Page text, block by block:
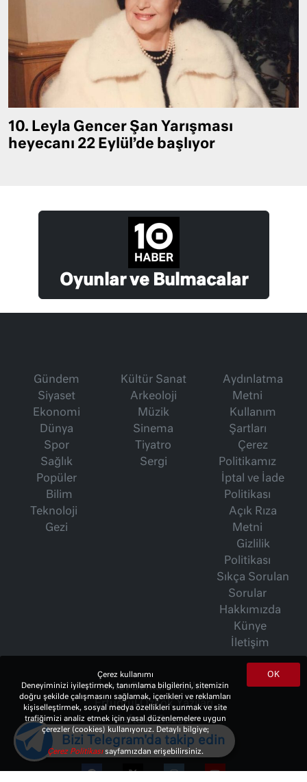
10. Leyla Gencer Şan Yarışması
heyecanı 22 Eylül’de başlıyor
Oyunlar ve Bulmacalar
Gündem
Siyaset
Ekonomi
Dünya
Spor
Sağlık
Popüler
Bilim
Teknoloji
Gezi
Kültür Sanat
Arkeoloji
Müzik
Sinema
Tiyatro
Sergi
Aydınlatma
Metni
Kullanım
Şartları
Çerez
Politikamız
İptal ve İade
Politikası
Açık Rıza
Metni
Gizlilik
Politikası
Sıkça Sorulan
Sorular
Hakkımızda
Künye
İletişim
İsmet Berkan Yazıları
Ertuğrul Özkök Yazıları
Haftalık Gazete
OK
Çerez kullanımı
Deneyiminizi iyileştirmek, tanımlama bilgilerini, sitemizin
doğru şekilde çalışmasını sağlamak, içerikleri ve reklamları
kişiselleştirmek, sosyal medya özellikleri sunmak ve site
trafiğimizi analiz etmek için yasal düzenlemelere uygun
çerezler (cookies) kullanıyoruz. Detaylı bilgiye;
Çerez Politikasısayfamızdan erişebilirsiniz.
Bizi Telegram'da takip edin